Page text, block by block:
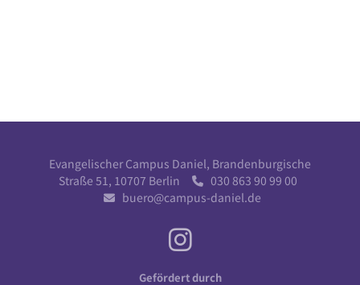
Evangelischer Campus Daniel, Brandenburgische
Straße 51, 10707 Berlin
030 863 90 99 00
 buero@campus-daniel.de
Gefördert durch